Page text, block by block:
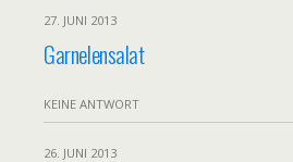
27. JUNI 2013
Garnelensalat
KEINE ANTWORT
26. JUNI 2013